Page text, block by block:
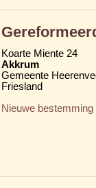
Koarte Miente 24
Akkrum
Gemeente
Friesland
Nieuwe bestemming